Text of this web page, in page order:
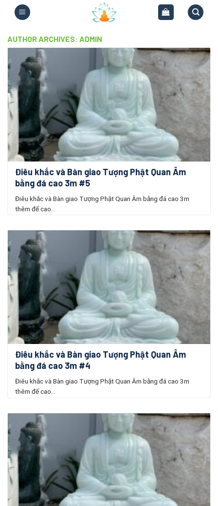
AUTHOR ARCHIVES: ADMIN
Điêu khắc và Bàn giao Tượng Phật Quan Âm
bằng đá cao 3m #5
Điêu khắc và Bàn giao Tượng Phật Quan Âm bằng đá cao 3m
thêm đế cao...
Điêu khắc và Bàn giao Tượng Phật Quan Âm
bằng đá cao 3m #4
Điêu khắc và Bàn giao Tượng Phật Quan Âm bằng đá cao 3m
thêm đế cao...